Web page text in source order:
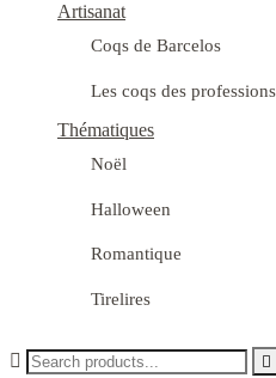
Artisanat
Coqs de Barcelos
Les coqs des professions
Thématiques
Noël
Halloween
Romantique
Tirelires
 